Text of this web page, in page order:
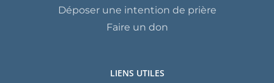
Déposer une intention de prière
Faire un don
LIENS UTILES